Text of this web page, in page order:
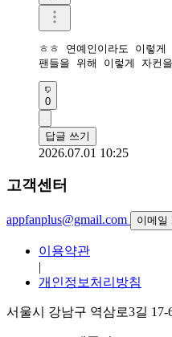
ㅎㅎ 연예인이라도 이렇
팬들을 위해 이렇게 자컨
0
답글 쓰기
2026.07.01 10:25
고객센터
appfanplus@gmail.com 이메일
이용약관
|
개인정보처리방침
서울시 강남구 역삼로3길 17-